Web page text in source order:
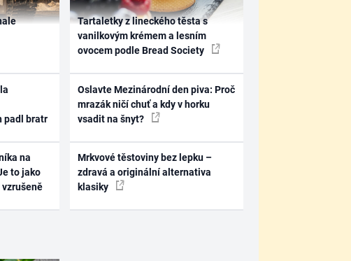
padl bratr
na
to jako
Tartaletky z lineckého těsta s
vanilkovým krémem a lesním
ovocem podle Bread Society
Oslavte Mezinárodní den piva: Proč
mrazák ničí chuť a kdy v horku
vsadit na šnyt?
Mrkvové těstoviny bez lepku –
zdravá a originální alternativa
klasiky